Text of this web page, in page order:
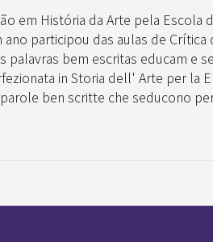
em História da Arte pela
participou das aulas de
palavras bem escritas educam e
in Storia dell' Arte per
ben scritte che seducono